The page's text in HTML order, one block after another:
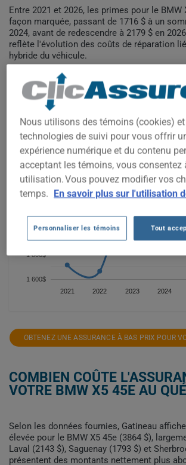
Entre 2021 et 2026, les primes pour le BMW
façon marquée, passant de 1716 $ à un
2024, avant de redescendre à 2179 $ en
reflète l'évolution des coûts de réparation
hybride du véhicule.
Pour trouver la meilleur assurance pour
X5 45E, il est plus important que jamais de
options disponibles.
2021 2022 2023 2024
1 600$
1 800$
2 000$
2 400$
2 600$
OBTENEZ UNE ASSURANCE À BAS PRIX POUR
COMBIEN COÛTE
VOTRE BMW X5 45E AU
Selon les données fournies, Gatineau
élevée pour le BMW X5 45e (3864 $),
Laval (2143 $), Saguenay (1793 $) et
présentent des montants nettement plus
Nous utilisons des témoins (cookies) et
technologies de suivi pour vous offrir
expérience numérique et du contenu
acceptant les témoins, vous consentez
utilisation. Vous pouvez modifier vos
temps. En savoir plus sur l'utilisation
Personnaliser les témoins Tout